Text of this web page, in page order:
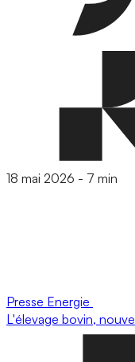
18 mai 2026 - 7 min
Presse Energie
L'élevage bovin,